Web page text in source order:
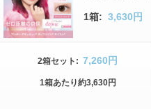
1箱: 3,630円
2箱セット : 7,260円
1箱あたり約3,630円